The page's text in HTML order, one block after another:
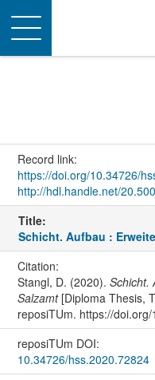
Toggle
navigation
Record link:
https://doi.org/10.34726/
http://hdl.handle.net/
Title:
Schicht. Aufbau :
Citation:
Stangl, D. (2020). Schicht.
Salzamt[Diploma Thesis,
reposiTUm. https://
reposiTUm DOI:
10.34726/hss.2020.72824